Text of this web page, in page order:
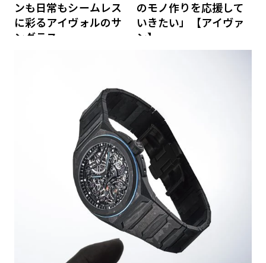
ンも日常もシームレス
に彩るアイヴォルのサ
ングラス
のモノ作りを応援して
いきたい」【アイヴァ
ン】